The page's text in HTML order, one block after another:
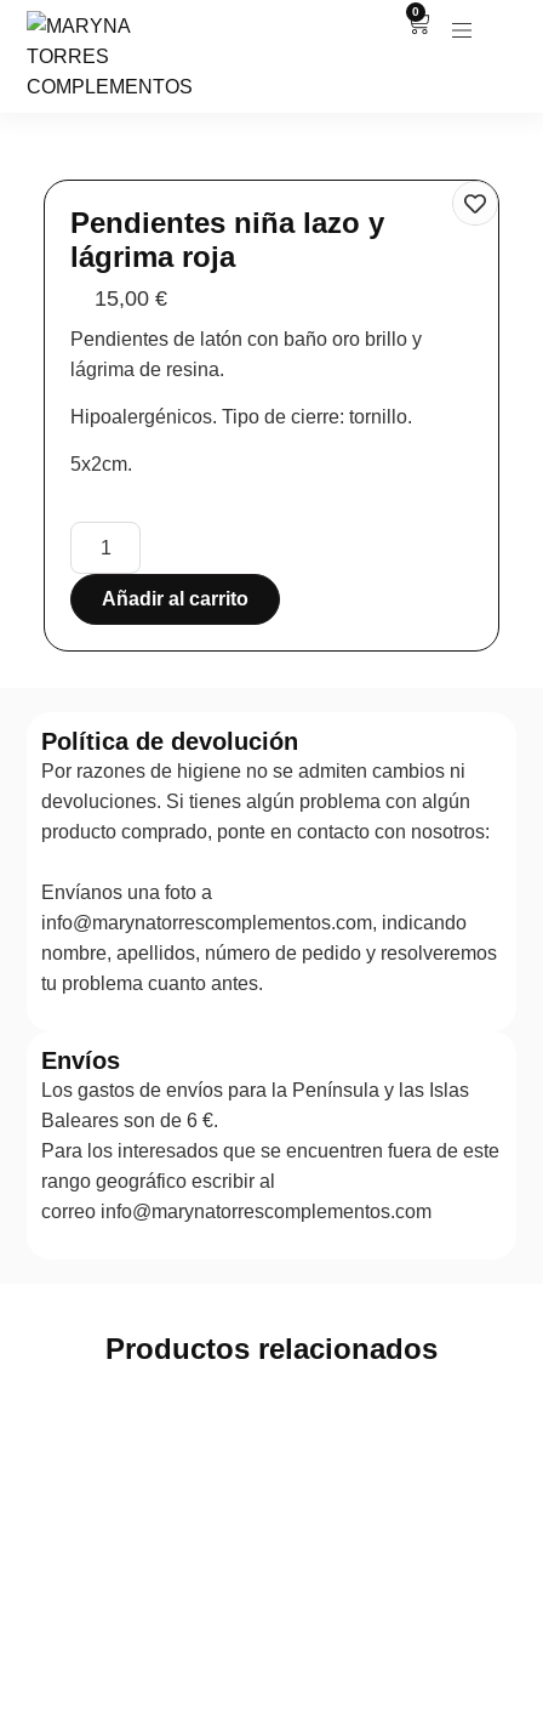
0
Pendientes niña lazo y
lágrima roja
15,00€
Pendientes de latón con baño oro brillo y
lágrima de resina.
Hipoalergénicos. Tipo de cierre: tornillo.
5x2cm.
Añadir al carrito
Política de devolución
Por razones de higiene no se admiten cambios ni
devoluciones. Si tienes algún problema con algún
producto comprado, ponte en contacto con nosotros:
Envíanos una foto a
info@marynatorrescomplementos.com, indicando
nombre, apellidos, número de pedido y resolveremos
tu problema cuanto antes.
Envíos
Los gastos de envíos para la Península y las Islas
Baleares son de 6 €.
Para los interesados que se encuentren fuera de este
rango geográfico escribir al
correo info@marynatorrescomplementos.com
Productos relacionados